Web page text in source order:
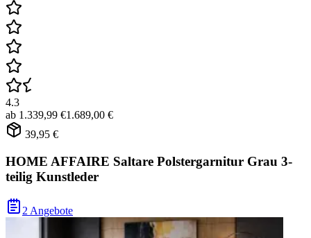
4.3
ab 1.339,99 €1.689,00 €
39,95 €
HOME AFFAIRE Saltare Polstergarnitur Grau 3-
teilig Kunstleder
2 Angebote